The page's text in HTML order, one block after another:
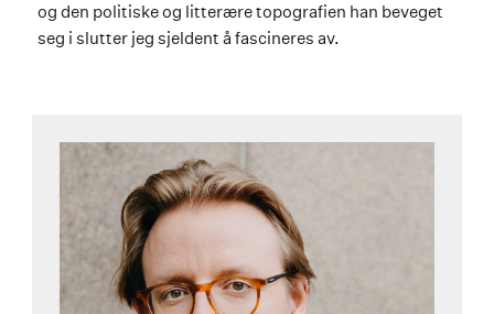
og den politiske og litterære topografien han beveget
seg i slutter jeg sjeldent å fascineres av.